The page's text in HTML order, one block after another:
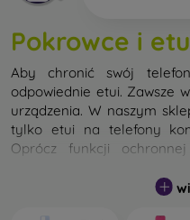
Pokrowce i
Aby chronić swój
odpowiednie etui. Zawsze
urządzenia. W naszym
tylko etui na telefony
Oprócz funkcji
Pokrowiec na telefon